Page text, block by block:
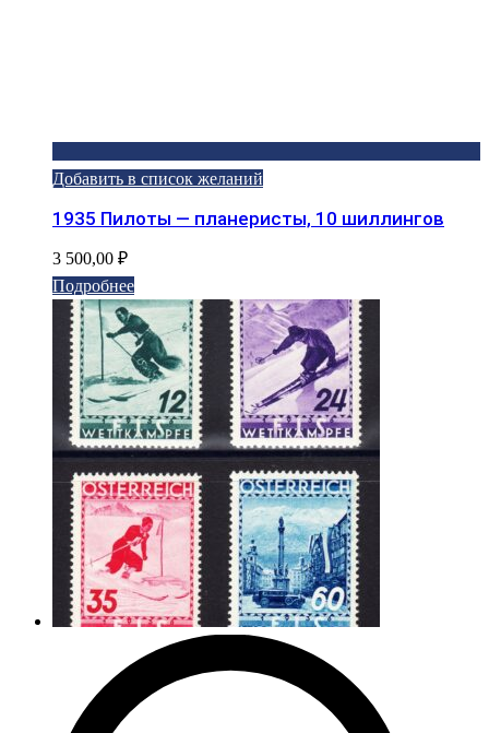
Добавить в список желаний
1935 Пилоты — планеристы, 10 шиллингов
3 500,00 ₽
Подробнее